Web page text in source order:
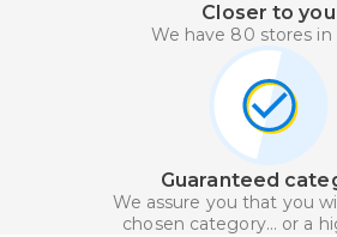
Closer to you
We have 80 stores in
Guaranteed
We assure you that you
chosen category... or a